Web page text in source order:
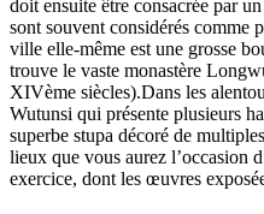
doit ensuite être consacrée par
sont souvent considérés comme
ville elle-même est une grosse
trouve le vaste monastère
XIVème siècles).Dans les
Wutunsi qui présente plusieurs
superbe stupa décoré de
lieux que vous aurez l’occasion
exercice, dont les œuvres